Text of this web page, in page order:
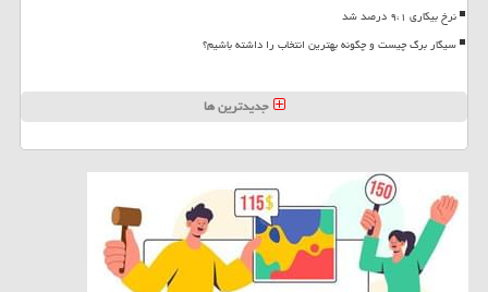
نرخ بیکاری ۹،۱ درصد شد
سیگار برگ چیست و چگونه بهترین انتخاب را داشته باشیم؟
جدیدترین ها